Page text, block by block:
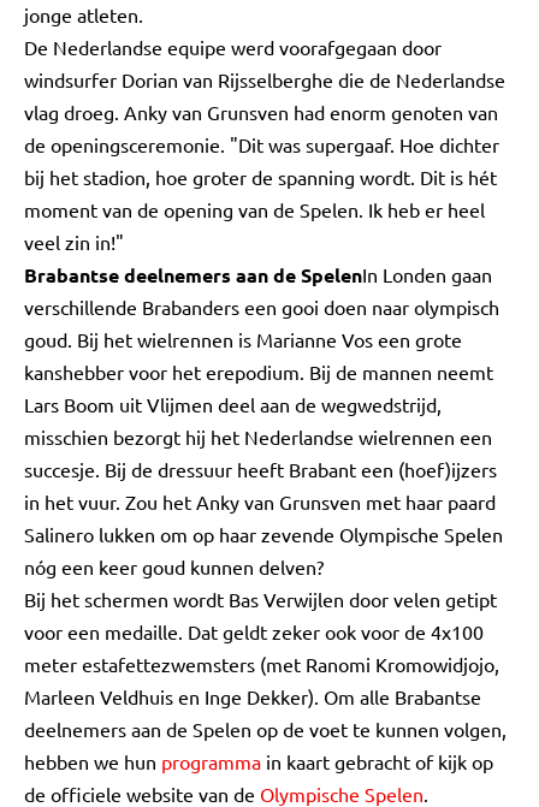
jonge atleten.
De Nederlandse equipe werd voorafgegaan door
windsurfer Dorian van Rijsselberghe die de Nederlandse
vlag droeg. Anky van Grunsven had enorm genoten van
de openingsceremonie. "Dit was supergaaf. Hoe dichter
bij het stadion, hoe groter de spanning wordt. Dit is hét
moment van de opening van de Spelen. Ik heb er heel
veel zin in!"
Brabantse deelnemers aan de SpelenIn Londen gaan
verschillende Brabanders een gooi doen naar olympisch
goud. Bij het wielrennen is Marianne Vos een grote
kanshebber voor het erepodium. Bij de mannen neemt
Lars Boom uit Vlijmen deel aan de wegwedstrijd,
misschien bezorgt hij het Nederlandse wielrennen een
succesje. Bij de dressuur heeft Brabant een (hoef)ijzers
in het vuur. Zou het Anky van Grunsven met haar paard
Salinero lukken om op haar zevende Olympische Spelen
nóg een keer goud kunnen delven?
Bij het schermen wordt Bas Verwijlen door velen getipt
voor een medaille. Dat geldt zeker ook voor de 4x100
meter estafettezwemsters (met Ranomi Kromowidjojo,
Marleen Veldhuis en Inge Dekker). Om alle Brabantse
deelnemers aan de Spelen op de voet te kunnen volgen,
hebben we hun programma in kaart gebracht of kijk op
de officiele website van de Olympische Spelen.